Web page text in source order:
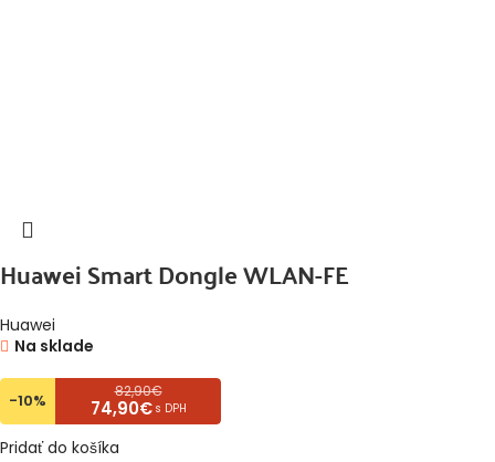
Huawei Smart Dongle WLAN-FE
Huawei
Na sklade
-10% 82,90€
74,90€ s DPH
Pridať do košíka